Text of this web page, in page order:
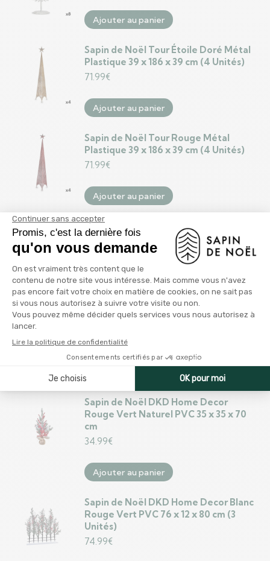
Ajouter au panier
Sapin de Noël Tour Étoile Doré Métal
Plastique 39 x 186 x 39 cm (4 Unités)
71.99€
Ajouter au panier
Sapin de Noël Tour Rouge Métal
Plastique 39 x 186 x 39 cm (4 Unités)
71.99€
Ajouter au panier
Sapin de Noël Tour Doré Métal
Plastique (Ø 28 x 127 cm)
13.99€
Ajouter au panier
Sapin de Noël Tour Argenté Métal
16.99€
Sapin de Noël DKD Home Decor
Rouge Vert Naturel PVC 35 x 35 x 70
cm
34.99€
Ajouter au panier
Sapin de Noël DKD Home Decor Blanc
Rouge Vert PVC 76 x 12 x 80 cm (3
Unités)
74.99€